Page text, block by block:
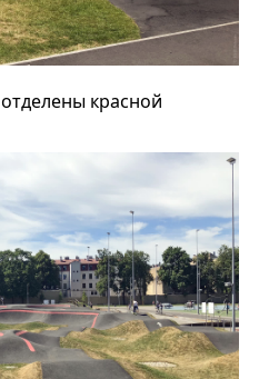
красной